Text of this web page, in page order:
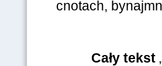
cnotach,
Cały tekst